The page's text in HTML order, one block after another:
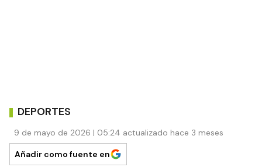
DEPORTES
9 de mayo de 2026 | 05:24 actualizado hace 3 meses
Añadir como fuente en